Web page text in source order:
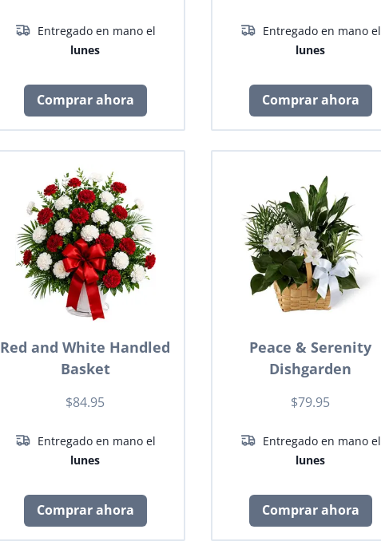
Entregado en mano el
lunes
Comprar ahora
Entregado en mano el
lunes
Comprar ahora
Red and White Handled
Basket
$84.95
Entregado en mano el
lunes
Comprar ahora
Peace & Serenity
Dishgarden
$79.95
Entregado en mano el
lunes
Comprar ahora